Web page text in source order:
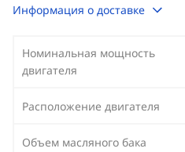
Информация о доставке
Номинальная мощность
двигателя
Расположение двигателя
Объем масляного бака